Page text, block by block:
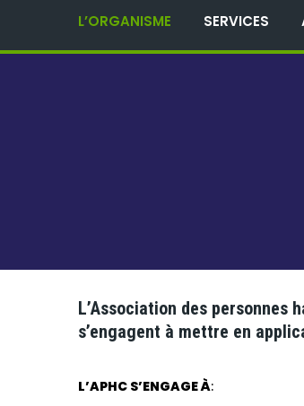
L’ORGANISME SERVICES
L’Association des personnes
s’engagent à mettre en
L’APHC S’ENGAGE À: